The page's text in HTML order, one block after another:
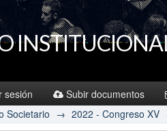
sesión Subir documentos
Societario → 2022 - Congreso XV